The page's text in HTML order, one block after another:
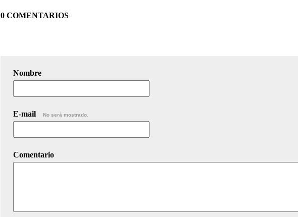
0 COMENTARIOS
Nombre
E-mail No será mostrado.
Comentario